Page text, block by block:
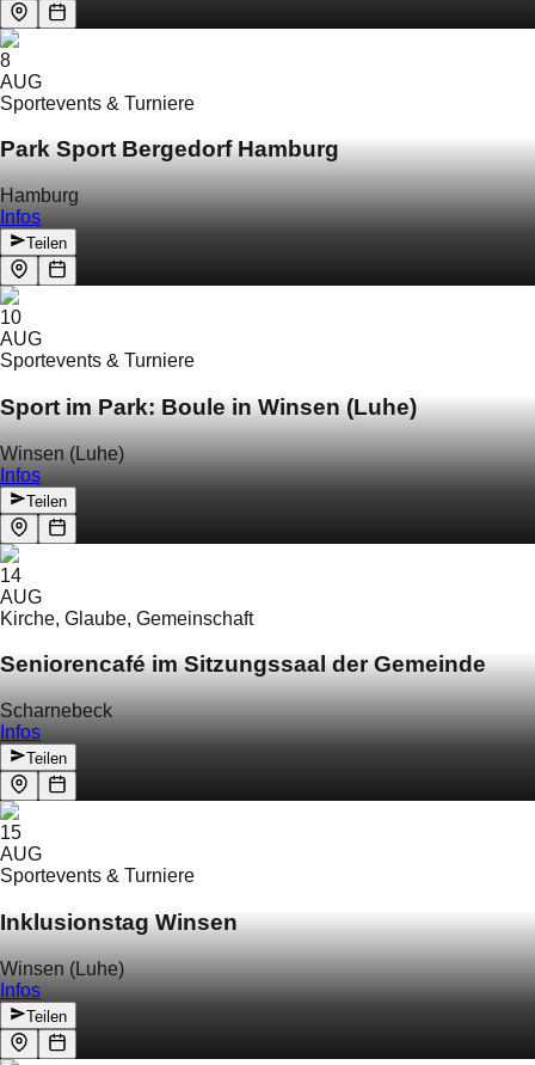
8
AUG
Sportevents & Turniere
Park Sport Bergedorf Hamburg
Hamburg
Infos
Teilen
10
AUG
Sportevents & Turniere
Sport im Park: Boule in Winsen (Luhe)
Winsen (Luhe)
Infos
Teilen
14
AUG
Kirche, Glaube, Gemeinschaft
Seniorencafé im Sitzungssaal der Gemeinde
Scharnebeck
Infos
Teilen
15
AUG
Sportevents & Turniere
Inklusionstag Winsen
Winsen (Luhe)
Infos
Teilen